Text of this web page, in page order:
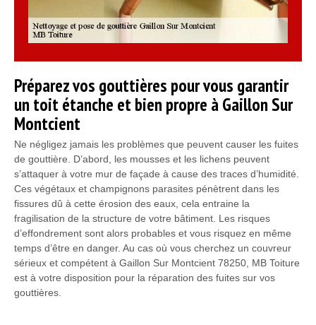
Préparez vos gouttières pour vous garantir
un toit étanche et bien propre à Gaillon Sur
Montcient
Ne négligez jamais les problèmes que peuvent causer les fuites
de gouttière. D’abord, les mousses et les lichens peuvent
s’attaquer à votre mur de façade à cause des traces d’humidité.
Ces végétaux et champignons parasites pénètrent dans les
fissures dû à cette érosion des eaux, cela entraine la
fragilisation de la structure de votre bâtiment. Les risques
d’effondrement sont alors probables et vous risquez en même
temps d’être en danger. Au cas où vous cherchez un couvreur
sérieux et compétent à Gaillon Sur Montcient 78250, MB Toiture
est à votre disposition pour la réparation des fuites sur vos
gouttières.